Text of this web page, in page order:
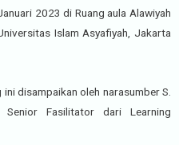
2023 di Ruang aula Alawiyah
Islam Asyafiyah, Jakarta
disampaikan oleh narasumber S.
Fasilitator dari Learning